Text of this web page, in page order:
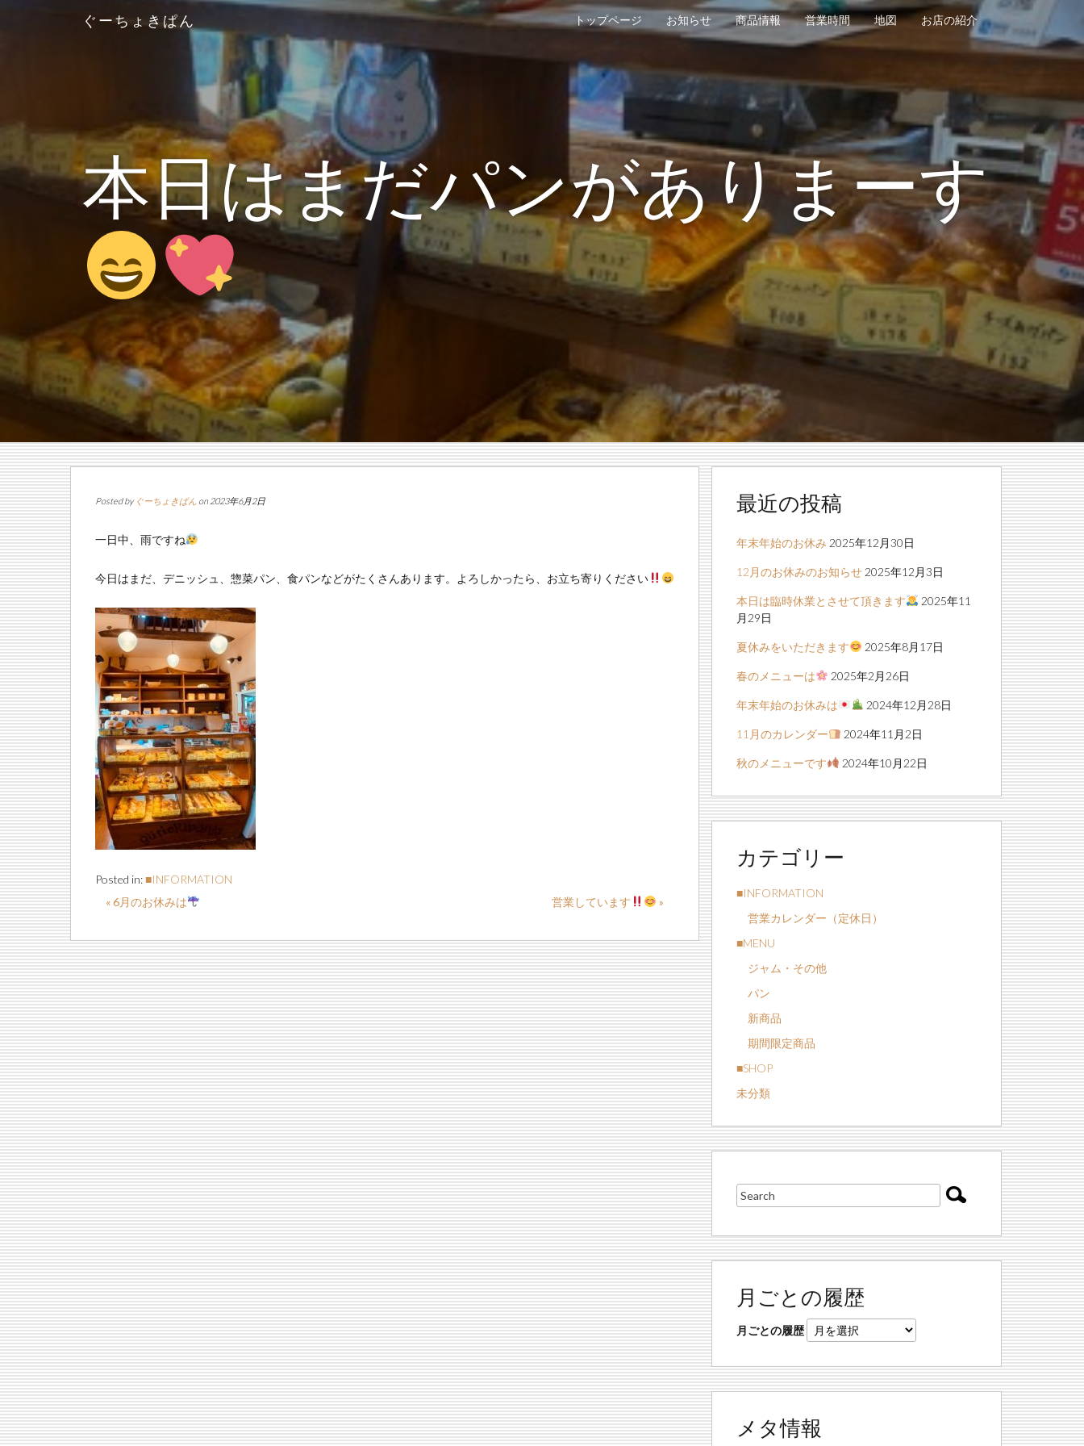
ぐーちょきぱん トップページ お知らせ 商品情報 営業時間 地図 お店の紹介
本日はまだパンがありまーす
Posted by ぐーちょきぱん on 2023年6月2日
一日中、雨ですね
今日はまだ、デニッシュ、惣菜パン、食パンなどがたくさんあります。よろしかったら、お立ち寄りください
Posted in:■INFORMATION
« 6月のお休みは
営業しています »
最近の投稿
年末年始のお休み 2025年12月30日
12月のお休みのお知らせ 2025年12月3日
本日は臨時休業とさせて頂きます
2025年11
月29日
夏休みをいただきます 2025年8月17日
春のメニューは 2025年2月26日
年末年始のお休みは 2024年12月28日
11月のカレンダー 2024年11月2日
秋のメニューです 2024年10月22日
カテゴリー
■INFORMATION
営業カレンダー（定休日）
■MENU
ジャム・その他
パン
新商品
期間限定商品
■SHOP
未分類
月ごとの履歴
月ごとの履歴
メタ情報